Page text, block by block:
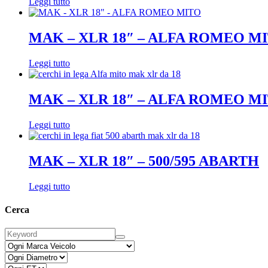
MAK – XLR 18″ – ALFA ROMEO
Leggi tutto
MAK – XLR 18″ – ALFA ROMEO
Leggi tutto
MAK – XLR 18″ – 500/595 ABARTH
Leggi tutto
Cerca